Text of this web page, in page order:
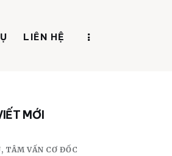
LIÊN HỆ
MỚI
TÂM VẤN CƠ ĐỐC